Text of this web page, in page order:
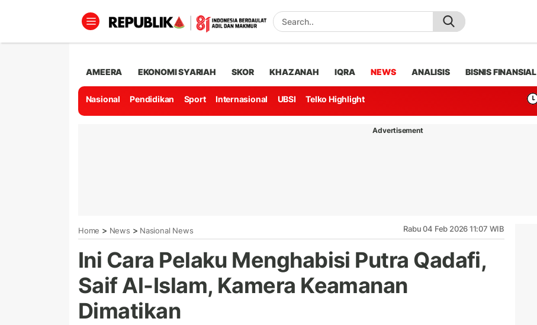
AMEERA EKONOMI SYARIAH SKOR KHAZANAH IQRA NEWS ANALISIS BISNIS FINANSIAL
Nasional Pendidikan Sport Internasional UBSI Telko Highlight
Advertisement
Home > News > Nasional News Rabu 04 Feb 2026 11:07 WIB
Ini Cara Pelaku Menghabisi Putra Qadafi,
Saif Al-Islam, Kamera Keamanan
Dimatikan